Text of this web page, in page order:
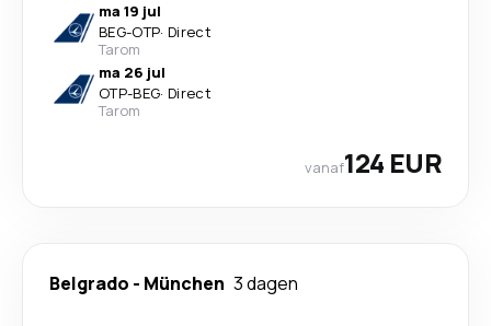
ma 19 jul
BEG-OTP· Direct
Tarom
ma 26 jul
OTP-BEG· Direct
Tarom
vanaf124 EUR
Belgrado - München 3 dagen